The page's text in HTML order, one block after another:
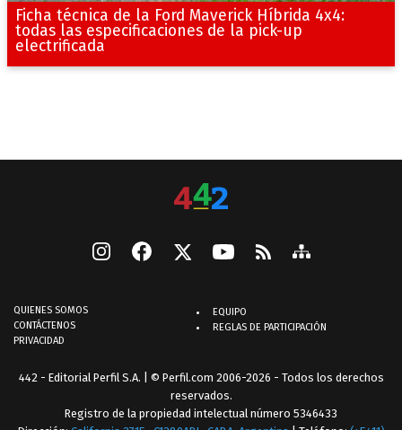
Ficha técnica de la Ford Maverick Híbrida 4x4:
todas las especificaciones de la pick-up
electrificada
QUIENES SOMOS
CONTÁCTENOS
PRIVACIDAD
EQUIPO
REGLAS DE PARTICIPACIÓN
442 - Editorial Perfil S.A. | © Perfil.com 2006-2026 - Todos los derechos
reservados.
Registro de la propiedad intelectual número 5346433